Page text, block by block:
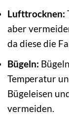
Lufttrocknen:
aber
da diese die
Bügeln:
Temperatur
Bügeleisen
vermeiden.